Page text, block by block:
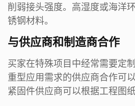
削弱接头强度。高湿度或海洋
锈钢材料。
与供应商和制造商合作
买家在特殊项目中经常需要定
重型应用需求的供应商合作可
紧固件供应商可以根据工程图